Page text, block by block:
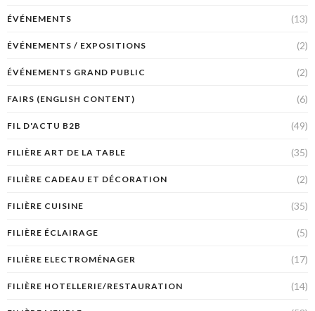
ÉVÉNEMENTS (13)
ÉVÉNEMENTS / EXPOSITIONS (2)
ÉVÉNEMENTS GRAND PUBLIC (2)
FAIRS (ENGLISH CONTENT) (6)
FIL D'ACTU B2B (49)
FILIÈRE ART DE LA TABLE (35)
FILIÈRE CADEAU ET DÉCORATION (2)
FILIÈRE CUISINE (35)
FILIÈRE ÉCLAIRAGE (5)
FILIÈRE ELECTROMÉNAGER (17)
FILIÈRE HOTELLERIE/RESTAURATION (14)